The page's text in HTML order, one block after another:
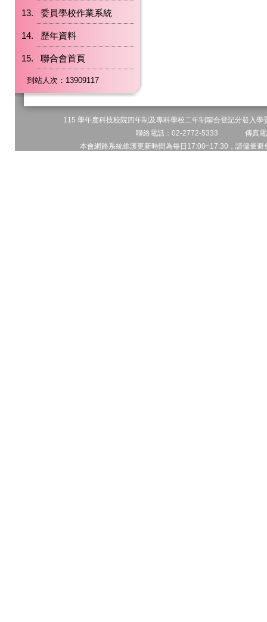
委員學校作業系統
歷年資料
聯合會首頁
到站人次：13909117
115 學年度科技校院四年制及專科學校二年制聯合登記分發
聯絡電話：02-2772-5333 傳真
本會網路系統維護更新時間為每日17:00~17:30，請儘量